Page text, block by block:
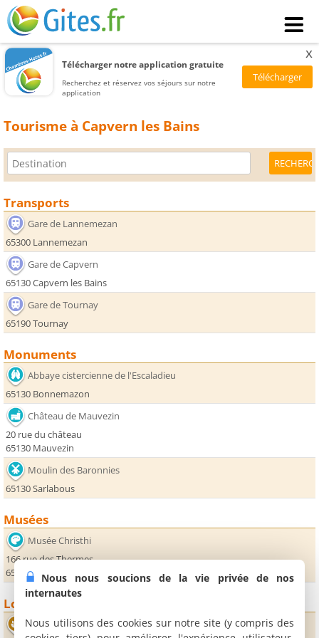
Télécharger notre application gratuite
Recherchez et réservez vos séjours sur notre
application
x
Tourisme à Capvern les Bains
Transports
Gare de Lannemezan
65300 Lannemezan
Gare de Capvern
65130 Capvern les Bains
Gare de Tournay
65190 Tournay
Monuments
Abbaye cistercienne de l'Escaladieu
65130 Bonnemazon
Château de Mauvezin
20 rue du château
65130 Mauvezin
Moulin des Baronnies
65130 Sarlabous
Musées
Musée Christhi
166 rue des Thermes
65130 Capvern les Bains
Loisirs
Thermes
Nous nous soucions de la vie privée de nos
internautes
Nous utilisons des cookies sur notre site (y compris des